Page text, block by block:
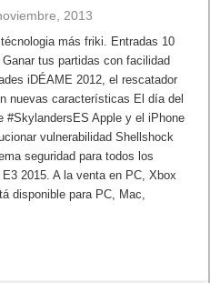
2013
más friki. Entradas 10
tus partidas con facilidad
iDÉAME 2012, el rescatador
nuevas características El día del
#SkylandersES Apple y el iPhone
vulnerabilidad Shellshock
seguridad para todos los
2015. A la venta en PC, Xbox
disponible para PC, Mac,